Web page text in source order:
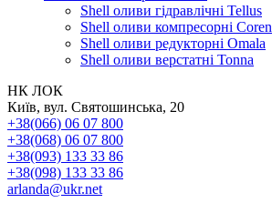
Shell оливи гідравлічні Tellus
Shell оливи компресорні
Shell оливи редукторні Omala
Shell оливи верстатні Tonna
НК ЛОК
Київ, вул. Святошинська, 20
+38(066) 06 07 800
+38(068) 06 07 800
+38(093) 133 33 86
+38(098) 133 33 86
arlanda@ukr.net